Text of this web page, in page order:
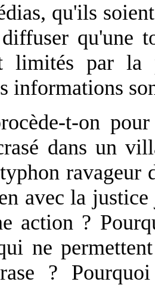
qu'ils
qu'une
limités par la
informations
t-on
dans un
ravageur
avec la
action ?
ne
?